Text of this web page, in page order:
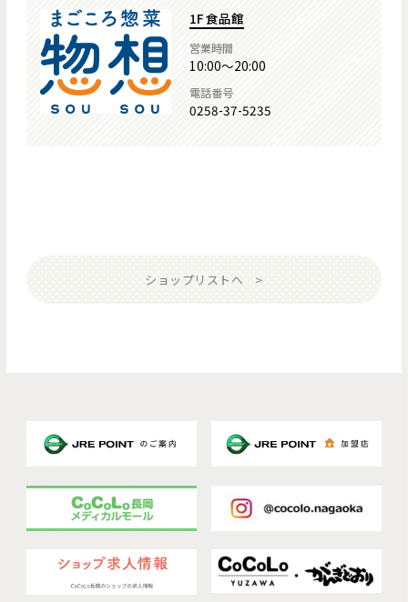
1F 食品館
営業時間
10:00～20:00
電話番号
0258-37-5235
ショップリストへ